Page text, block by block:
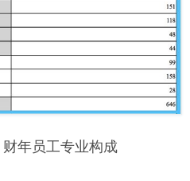
年员工专业构成